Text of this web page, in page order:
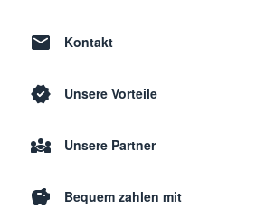
Kontakt
Unsere Vorteile
Unsere Partner
Bequem zahlen mit